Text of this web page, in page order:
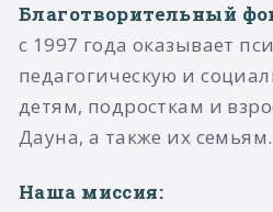
Благотворительный
с 1997 года оказывает
педагогическую и
детям, подросткам и
Дауна, а также их семьям.​
Наша миссия: